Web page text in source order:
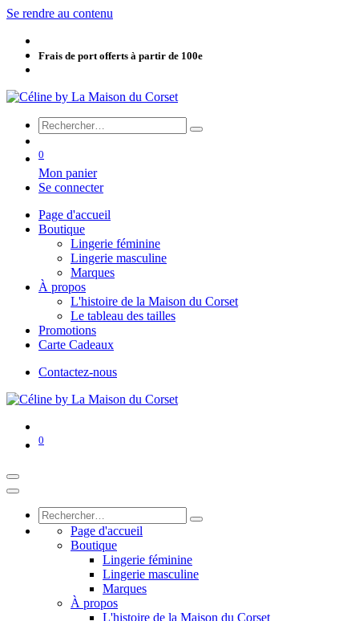
Se rendre au contenu
Frais de port offerts à partir de 100e
0
Mon panier
Se connecter
Page d'accueil
Boutique
Lingerie féminine
Lingerie masculine
Marques
À propos
L'histoire de la Maison du Corset
Le tableau des tailles
Promotions
Carte Cadeaux
Contactez-nous
0
Page d'accueil
Boutique
Lingerie féminine
Lingerie masculine
Marques
À propos
L'histoire de la Maison du Corset